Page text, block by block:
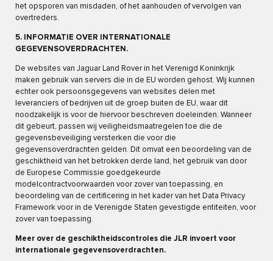
het opsporen van misdaden, of het aanhouden of vervolgen van
overtreders.
5. INFORMATIE OVER INTERNATIONALE
GEGEVENSOVERDRACHTEN.
De websites van Jaguar Land Rover in het Verenigd Koninkrijk
maken gebruik van servers die in de EU worden gehost. Wij kunnen
echter ook persoonsgegevens van websites delen met
leveranciers of bedrijven uit de groep buiten de EU, waar dit
noodzakelijk is voor de hiervoor beschreven doeleinden. Wanneer
dit gebeurt, passen wij veiligheidsmaatregelen toe die de
gegevensbeveiliging versterken die voor die
gegevensoverdrachten gelden. Dit omvat een beoordeling van de
geschiktheid van het betrokken derde land, het gebruik van door
de Europese Commissie goedgekeurde
modelcontractvoorwaarden voor zover van toepassing, en
beoordeling van de certificering in het kader van het Data Privacy
Framework voor in de Verenigde Staten gevestigde entiteiten, voor
zover van toepassing.
Meer over de geschiktheidscontroles die JLR invoert voor
internationale gegevensoverdrachten.